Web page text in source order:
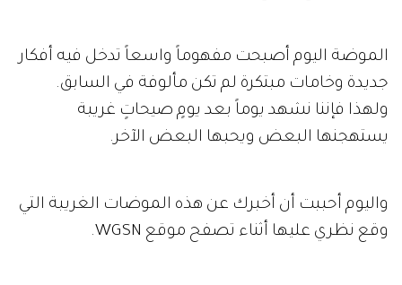
الموضة اليوم أصبحت مفهوماً واسعاً تدخل فيه أفكار
جديدة وخامات مبتكرة لم تكن مألوفة في السابق.
ولهذا فإننا نشهد يوماً بعد يومٍ صيحاتٍ غريبة
يستهجنها البعض ويحبها البعض الآخر.
واليوم أحببت أن أخبرك عن هذه الموضات الغريبة التي
وقع نظري عليها أثناء تصفح موقع WGSN.